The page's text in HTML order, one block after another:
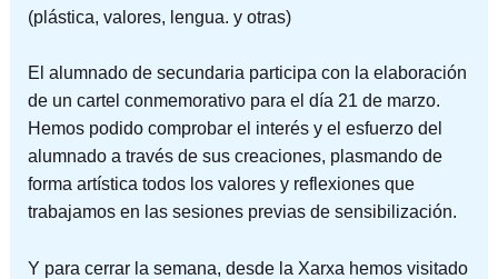
(plástica, valores, lengua. y otras)
El alumnado de secundaria participa con la elaboración
de un cartel conmemorativo para el día 21 de marzo.
Hemos podido comprobar el interés y el esfuerzo del
alumnado a través de sus creaciones, plasmando de
forma artística todos los valores y reflexiones que
trabajamos en las sesiones previas de sensibilización.
Y para cerrar la semana, desde la Xarxa hemos visitado